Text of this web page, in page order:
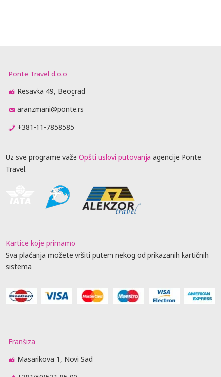
Ponte Travel d.o.o
Resavka 49, Beograd
aranzmani@ponte.rs
+381-11-7858585
Uz sve programe važe Opšti uslovi putovanja agencije Ponte
Travel.
Kartice koje primamo
Sva plaćanja možete vršiti putem nekog od prikazanih kartičnih
sistema
Franšiza
Masarikova 1, Novi Sad